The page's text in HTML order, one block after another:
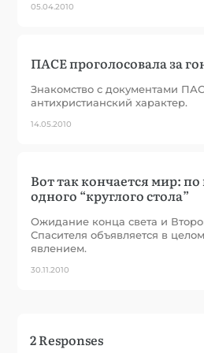
05.04.2010
ПАСЕ проголосовала за
Знакомство с документами
антихристианский характер.
14.05.2010
Вот так кончается мир:
одного “круглого стола”
Ожидание конца света и
Спасителя объявляется в
явлением.
30.11.2010
2 Responses